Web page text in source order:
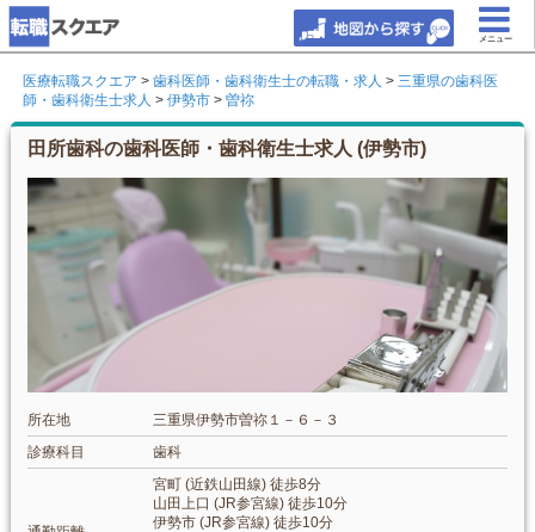
メニュー
医療転職スクエア > 歯科医師・歯科衛生士の転職・求人 > 三重県の歯科医
師・歯科衛生士求人 > 伊勢市 > 曽祢
田所歯科の歯科医師・歯科衛生士求人 (伊勢市)
所在地
三重県伊勢市曽祢１－６－３
診療科目
歯科
宮町 (近鉄山田線) 徒歩8分
山田上口 (JR参宮線) 徒歩10分
伊勢市 (JR参宮線) 徒歩10分